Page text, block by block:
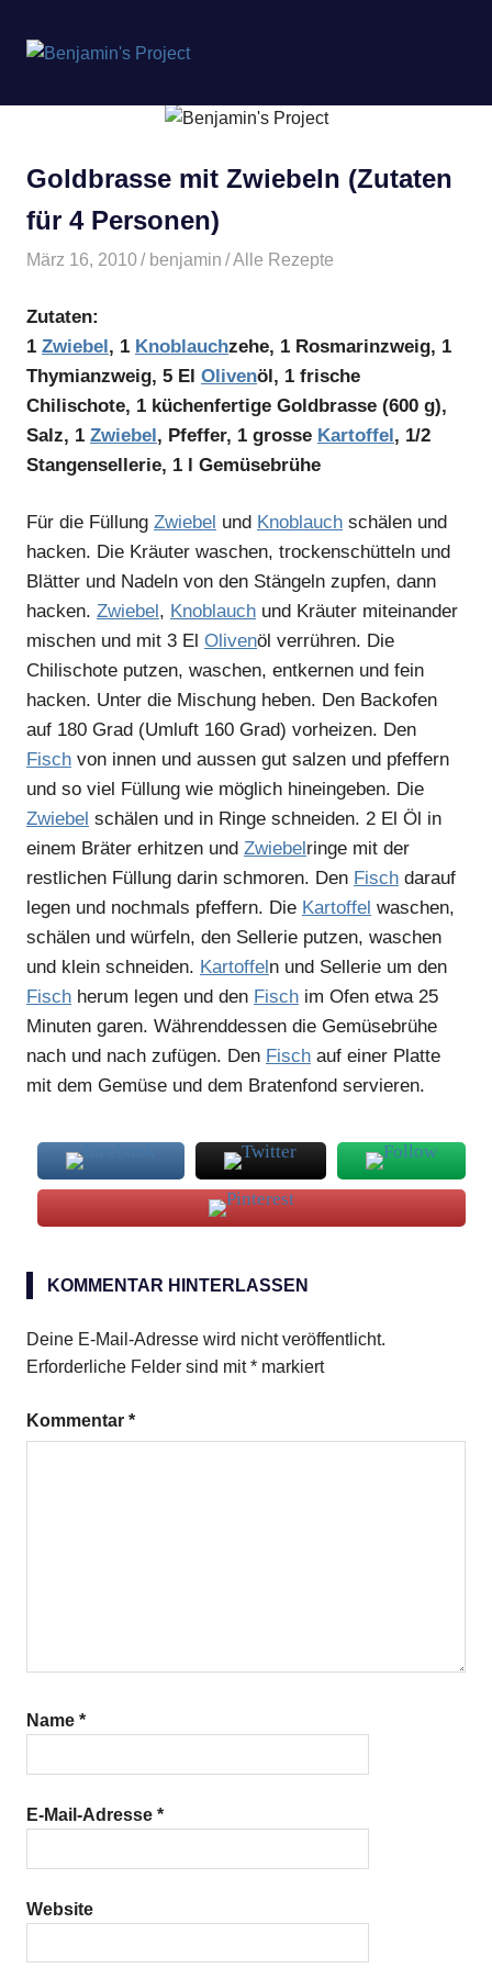
springen
Project
Goldbrasse mit Zwiebeln (Zutaten
für 4 Personen)
März 16, 2010 benjamin Alle Rezepte
Zutaten:
1 Zwiebel, 1 Knoblauchzehe, 1 Rosmarinzweig, 1
Thymianzweig, 5 El Olivenöl, 1 frische
Chilischote, 1 küchenfertige Goldbrasse (600 g),
Salz, 1 Zwiebel, Pfeffer, 1 grosse Kartoffel, 1/2
Stangensellerie, 1 l Gemüsebrühe
Für die Füllung Zwiebel und Knoblauch schälen und
hacken. Die Kräuter waschen, trockenschütteln und
Blätter und Nadeln von den Stängeln zupfen, dann
hacken. Zwiebel, Knoblauch und Kräuter miteinander
mischen und mit 3 El Olivenöl verrühren. Die
Chilischote putzen, waschen, entkernen und fein
hacken. Unter die Mischung heben. Den Backofen
auf 180 Grad (Umluft 160 Grad) vorheizen. Den
Fisch von innen und aussen gut salzen und pfeffern
und so viel Füllung wie möglich hineingeben. Die
Zwiebel schälen und in Ringe schneiden. 2 El Öl in
einem Bräter erhitzen und Zwiebelringe mit der
restlichen Füllung darin schmoren. Den Fisch darauf
legen und nochmals pfeffern. Die Kartoffel waschen,
schälen und würfeln, den Sellerie putzen, waschen
und klein schneiden. Kartoffeln und Sellerie um den
Fisch herum legen und den Fisch im Ofen etwa 25
Minuten garen. Währenddessen die Gemüsebrühe
nach und nach zufügen. Den Fisch auf einer Platte
mit dem Gemüse und dem Bratenfond servieren.
Zwiebel
KOMMENTAR HINTERLASSEN
Deine E-Mail-Adresse wird nicht veröffentlicht.
Erforderliche Felder sind mit* markiert
Kommentar *
Name *
E-Mail-Adresse *
Website